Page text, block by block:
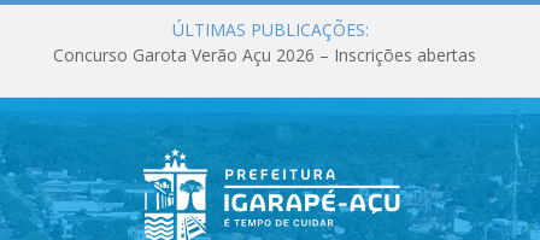
ÚLTIMAS PUBLICAÇÕES:
Concurso Garota Verão Açu 2026 – Inscrições abertas